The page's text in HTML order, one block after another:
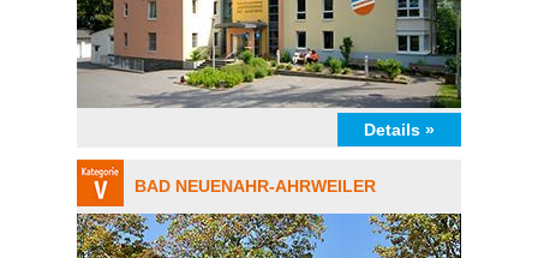
Details »
BAD NEUENAHR-AHRWEILER